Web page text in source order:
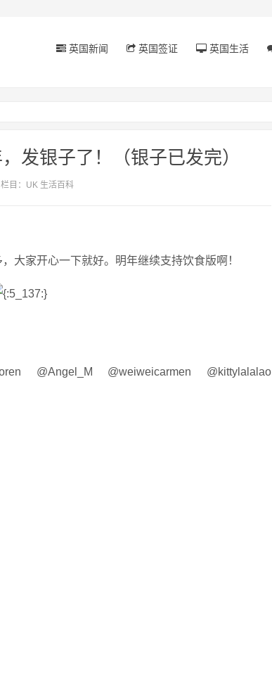
英国新闻 英国签证 英国生活
发银子了！（银子已发完）
目：UK 生活百科
大家开心一下就好。明年继续支持饮食版啊！
@Angel_M @weiweicarmen @kittylalalao